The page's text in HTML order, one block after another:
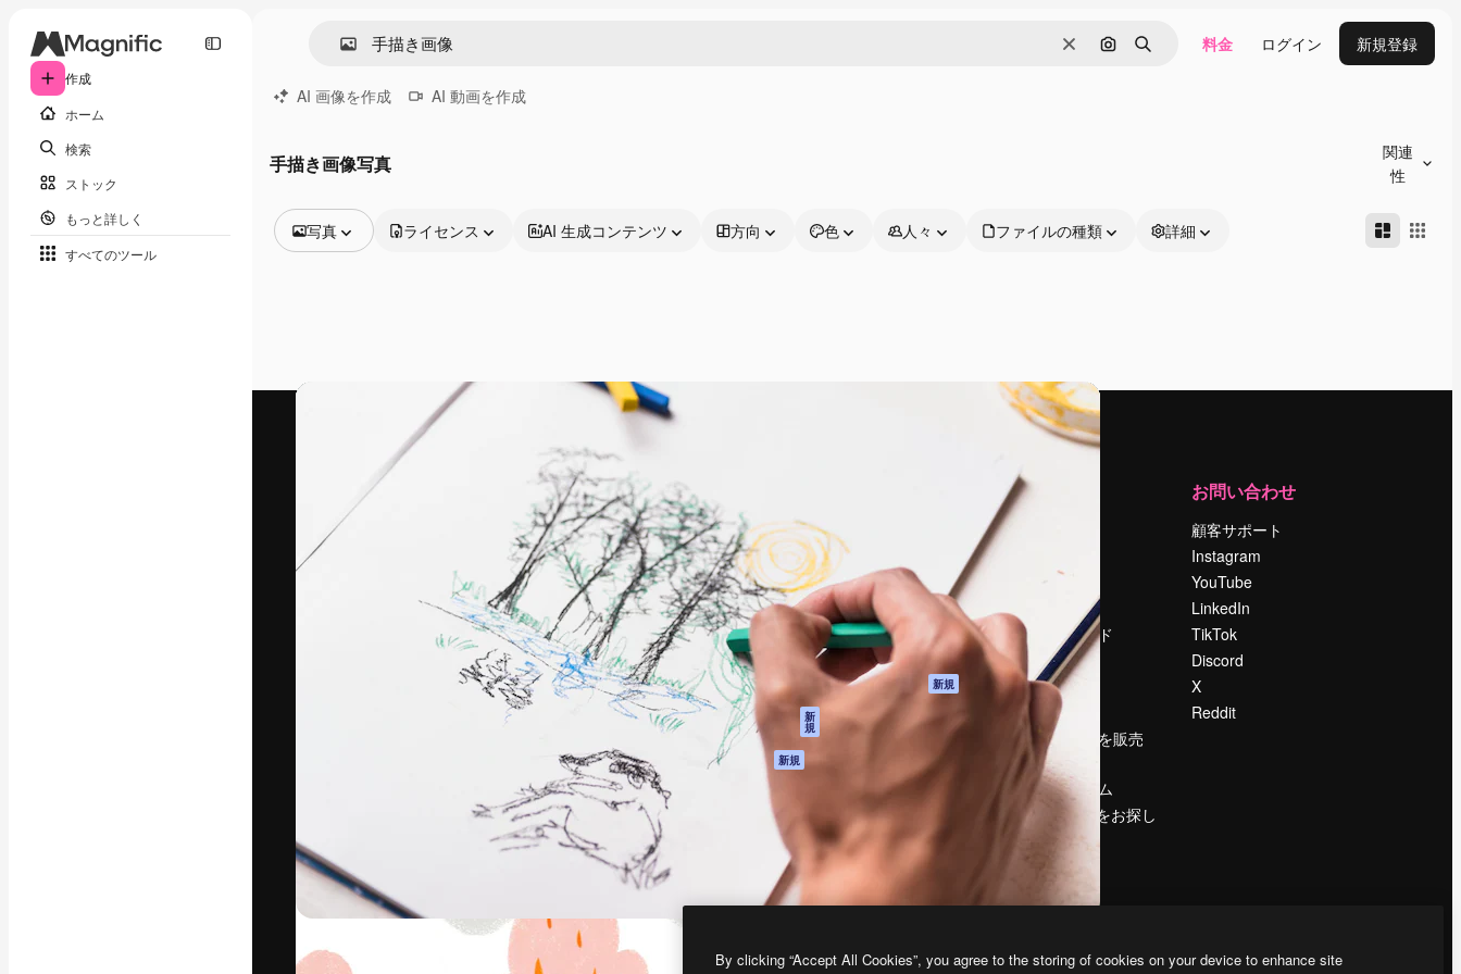
作成
ホーム
検索
ストック
もっと詳しく
すべてのツール
消去 画像で検索
検索 料金 ログイン 新規登録
AI 画像を作成 AI 動画を作成
手描き画像写真
関連
性
写真
動画
モーショングラフィックス
動画テンプレート
ライセンス AI 生成コンテンツ 方向 色 人々 ファイルの種類 詳細
最高のクリエイティブ制作を導くためのプラ
ットフォーム。クリエイター、企業、代理
店、スタジオを含む100万人以上が利用して
製品
Spaces
AI アシスタント
AI 画像生成ツール
AI 動画生成ツール
AI 音声合成ツール
ストックコンテン
ツ
Claude/ChatGPT
向けMCP
新
規
エージェント 新規
モバイルアプリ
すべてのMagnificツ
サポート
利用規約
プライバシーポリ
シー
オリジナル 新規
クッキーポリシー
トラストセンター
アフィリエイト
法人向け
運営
Reviews
検索トレンド
ブログ
イベント
Slidesgo
コンテンツを販売
する
プレスルーム
magnific.aiをお探し
ですか？
お問い合わせ
顧客サポート
Instagram
YouTube
LinkedIn
TikTok
Discord
X
Reddit
Copyright © 2010- 2026 Freepik Company S.L.U. 無断複写・転載を禁じます
By clicking “Accept All Cookies”, you agree to the storing of cookies on your device to enhance site